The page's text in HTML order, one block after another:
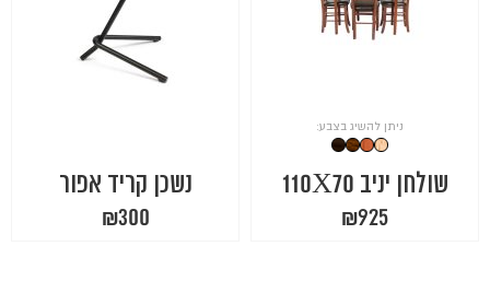
ניתן להשיג בצבע:
שולחן יניב 110X70
₪925
נשכן קריד אפור
₪300